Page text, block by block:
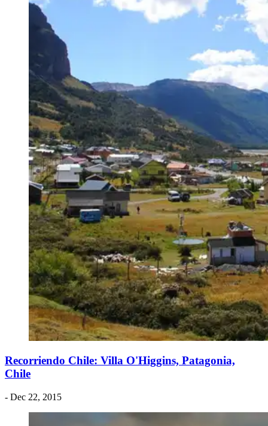
Recorriendo Chile: Villa O'Higgins, Patagonia,
Chile
- Dec 22, 2015